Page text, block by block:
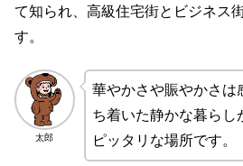
て知られ、高級住宅街とビジネス
す。
太郎
華やかさや賑やかさは
ち着いた静かな暮らし
ピッタリな場所です。